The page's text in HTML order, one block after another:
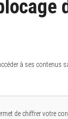
à ses contenus
de chiffrer votre